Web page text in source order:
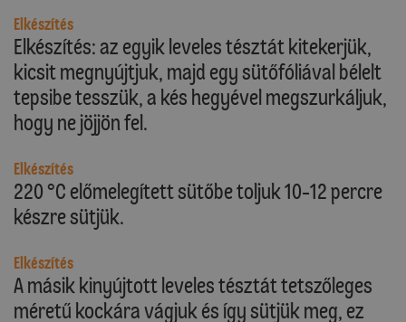
Elkészítés
Elkészítés: az egyik leveles tésztát kitekerjük,
kicsit megnyújtjuk, majd egy sütőfóliával bélelt
tepsibe tesszük, a kés hegyével megszurkáljuk,
hogy ne jöjjön fel.
Elkészítés
220 °C előmelegített sütőbe toljuk 10-12 percre
készre sütjük.
Elkészítés
A másik kinyújtott leveles tésztát tetszőleges
méretű kockára vágjuk és így sütjük meg, ez